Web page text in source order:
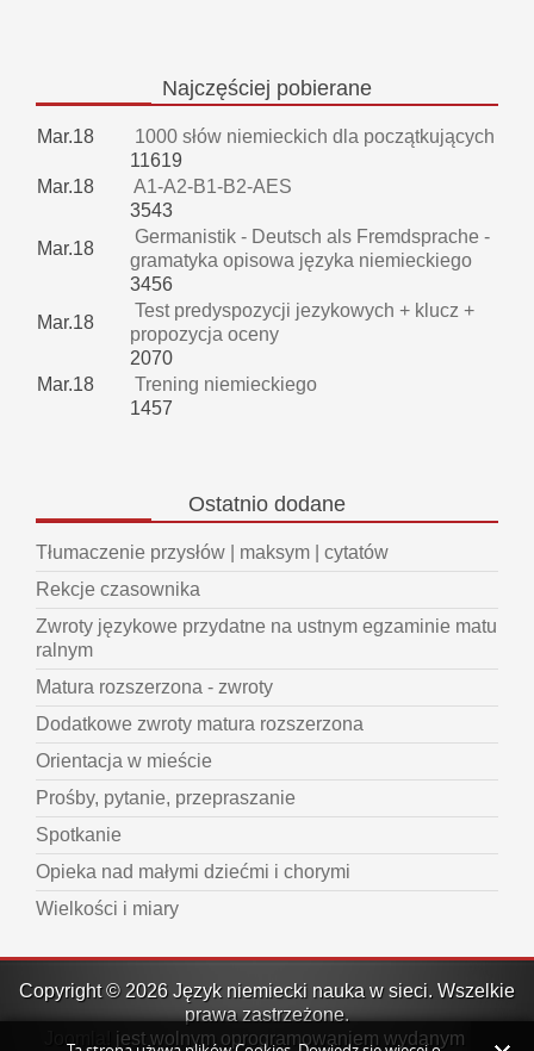
Najczęściej pobierane
Mar.18
1000 słów niemieckich dla początkujących
11619
Mar.18
A1-A2-B1-B2-AES
3543
Mar.18
Germanistik - Deutsch als Fremdsprache -
gramatyka opisowa języka niemieckiego
3456
Mar.18
Test predyspozycji jezykowych + klucz +
propozycja oceny
2070
Mar.18
Trening niemieckiego
1457
Ostatnio dodane
Tłumaczenie przysłów | maksym | cytatów
Rekcje czasownika
Zwroty językowe przydatne na ustnym egzaminie matu
ralnym
Matura rozszerzona - zwroty
Dodatkowe zwroty matura rozszerzona
Orientacja w mieście
Prośby, pytanie, przepraszanie
Spotkanie
Opieka nad małymi dziećmi i chorymi
Wielkości i miary
Copyright © 2026 Język niemiecki nauka w sieci. Wszelkie
prawa zastrzeżone.
jest wolnym oprogramowaniem wydanym na